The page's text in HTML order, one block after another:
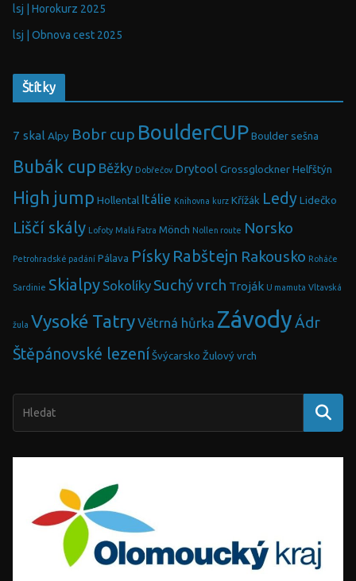
lsj | Horokurz 2025
lsj | Obnova cest 2025
Štítky
7 skal Alpy Bobr cup BoulderCUP Boulder sešna
Bubák cup Běžky Dobřečov Drytool Grossglockner Helfštýn
High jump Hollental Itálie Knihovna kurz Křížák Ledy Lidečko
Liščí skály Lofoty Malá Fatra Mönch Nollen route Norsko
Petrohradské padání Pálava Písky Rabštejn Rakousko Roháče
Sardinie Skialpy Sokolíky Suchý vrch Troják U mamuta Vltavská
žula Vysoké TatryVětrná hůrka ZávodyÁdr
Štěpánovské lezení Švýcarsko Žulový vrch